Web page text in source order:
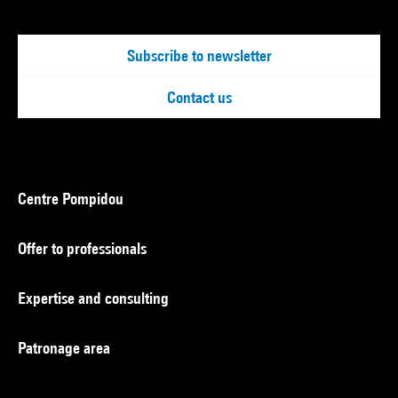
Subscribe to newsletter
Contact us
Centre Pompidou
Offer to professionals
Expertise and consulting
Patronage area